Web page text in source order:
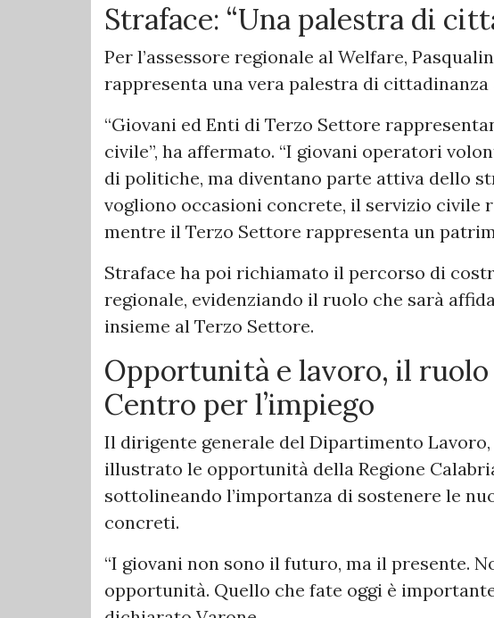
Straface: “Una palestra di
Per l’assessore regionale al Welfare,
rappresenta una vera palestra di cittadinanza
“Giovani ed Enti di Terzo Settore
civile”, ha affermato. “I giovani operatori
di politiche, ma diventano parte attiva dello
vogliono occasioni concrete, il servizio civile
mentre il Terzo Settore rappresenta un
Straface ha poi richiamato il percorso di
regionale, evidenziando il ruolo che sarà
insieme al Terzo Settore.
Opportunità e lavoro, il ruolo
Centro per l’impiego
Il dirigente generale del Dipartimento
illustrato le opportunità della Regione
sottolineando l’importanza di sostenere le
concreti.
“I giovani non sono il futuro, ma il presente.
opportunità. Quello che fate oggi è